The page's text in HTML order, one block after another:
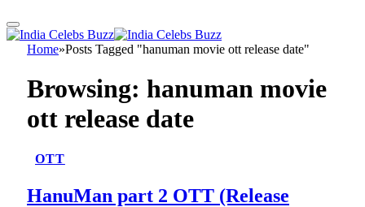
Home»Posts Tagged "hanuman movie ott release date"
Browsing: hanuman movie
ott release date
OTT
HanuMan part 2 OTT (Release